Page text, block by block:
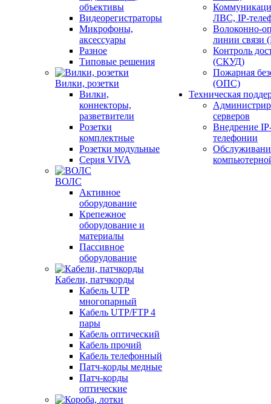
объективы
Видеорегистраторы
Микрофоны,
аксессуары
Разное
Типовые решения
Вилки, розетки
Вилки,
коннекторы,
разветвители
Розетки
комплектные
Розетки модульные
Серия VIVA
ВОЛС
Активное
оборудование
Крепежное
оборудование и
материалы
Пассивное
оборудование
Кабели, патчкорды
Кабель UTP
многопарный
Кабель UTP/FTP 4
пары
Кабель оптический
Кабель прочий
Кабель телефонный
Патч-корды медные
Патч-корды
оптические
ЛВС, IP-
Волоконно-
линии
Контроль
(СКУД)
Пожарная
(ОПС)
Техническая
серверов
Внедрение
телефонии